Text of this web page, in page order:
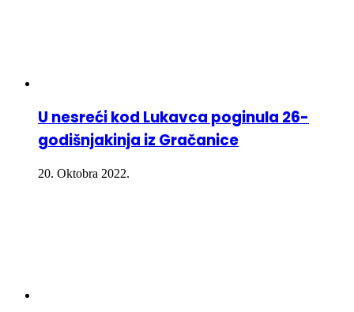
U nesreći kod Lukavca poginula 26-
godišnjakinja iz Gračanice
20. Oktobra 2022.